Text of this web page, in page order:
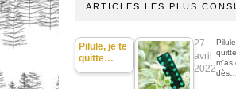
ARTICLES LES PLUS
Pilule, je te
quitte…
27
avril
2022
m'as
dès…